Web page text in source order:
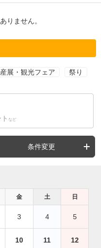
りません。
展・観光フェア 祭り
など
条件変更
金 土 日
3 4 5
10 11 12